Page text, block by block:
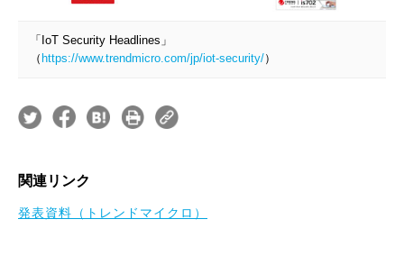
「IoT Security Headlines」
（ https://www.trendmicro.com/jp/iot-security/）
関連リンク
発表資料（トレンドマイクロ）